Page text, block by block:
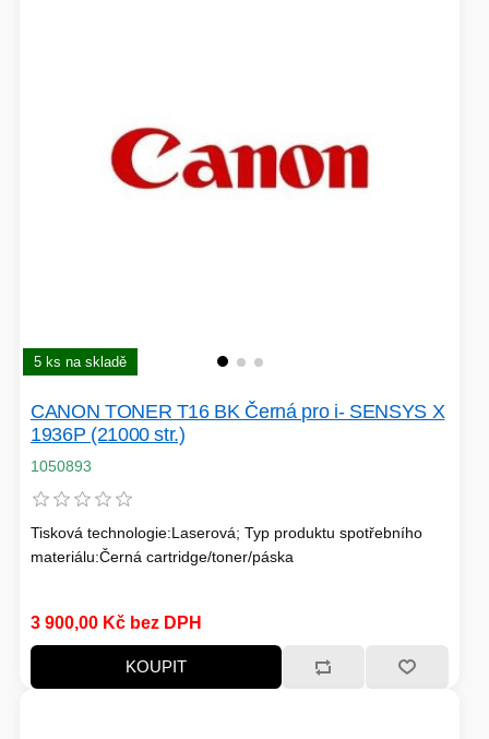
5 ks na skladě
CANON TONER T16 BK Černá pro i- SENSYS X
1936P (21000 str.)
1050893
Tisková technologie:Laserová; Typ produktu spotřebního
materiálu:Černá cartridge/toner/páska
3 900,00 Kč bez DPH
KOUPIT